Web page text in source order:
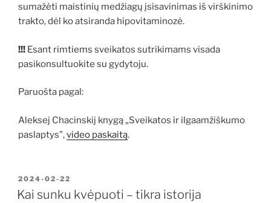
sumažėti maistinių medžiagų įsisavinimas iš virškinimo
trakto, dėl ko atsiranda hipovitaminozė.
!!! Esant rimtiems sveikatos sutrikimams visada
pasikonsultuokite su gydytoju.
Paruošta pagal:
Aleksej Chacinskij knygą „Sveikatos ir ilgaamžiškumo
paslaptys”,video paskaitą.
PASKELBTA
2024-02-22
Kai sunku kvėpuoti – tikra istorija